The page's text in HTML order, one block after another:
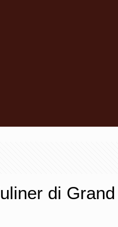
di